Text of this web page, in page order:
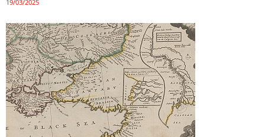
19/03/2025